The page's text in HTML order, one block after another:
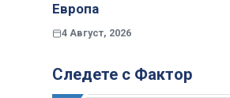
Европа
4 Август, 2026
Следете с Фактор